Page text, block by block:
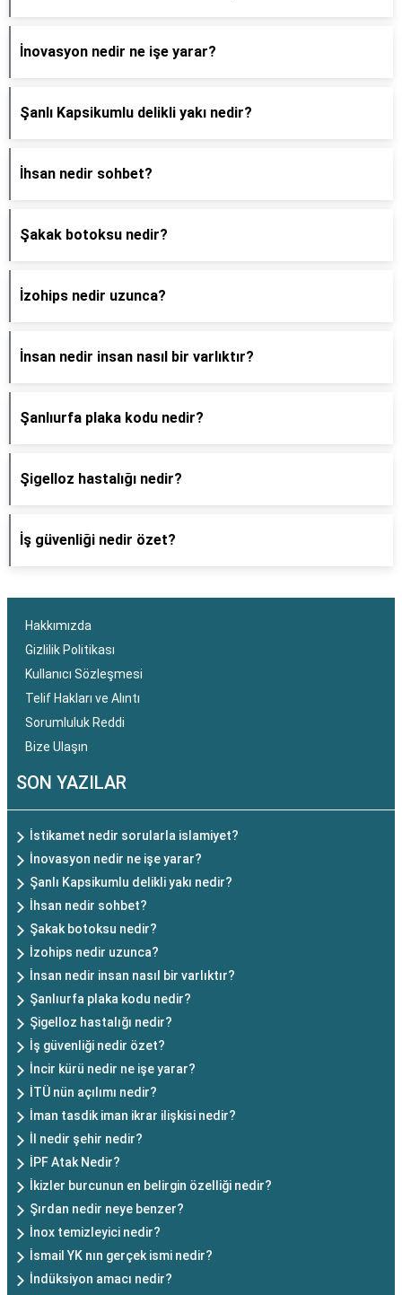
İnovasyon nedir ne işe yarar?
Şanlı Kapsikumlu delikli yakı nedir?
İhsan nedir sohbet?
Şakak botoksu nedir?
İzohips nedir uzunca?
İnsan nedir insan nasıl bir varlıktır?
Şanlıurfa plaka kodu nedir?
Şigelloz hastalığı nedir?
İş güvenliği nedir özet?
Hakkımızda
Gizlilik Politikası
Kullanıcı Sözleşmesi
Telif Hakları ve Alıntı
Sorumluluk Reddi
Bize Ulaşın
SON YAZILAR
İstikamet nedir sorularla islamiyet?
İnovasyon nedir ne işe yarar?
Şanlı Kapsikumlu delikli yakı nedir?
İhsan nedir sohbet?
Şakak botoksu nedir?
İzohips nedir uzunca?
İnsan nedir insan nasıl bir varlıktır?
Şanlıurfa plaka kodu nedir?
Şigelloz hastalığı nedir?
İş güvenliği nedir özet?
İncir kürü nedir ne işe yarar?
İTÜ nün açılımı nedir?
İman tasdik iman ikrar ilişkisi nedir?
İl nedir şehir nedir?
İPF Atak Nedir?
İkizler burcunun en belirgin özelliği nedir?
Şırdan nedir neye benzer?
İnox temizleyici nedir?
İsmail YK nın gerçek ismi nedir?
İndüksiyon amacı nedir?